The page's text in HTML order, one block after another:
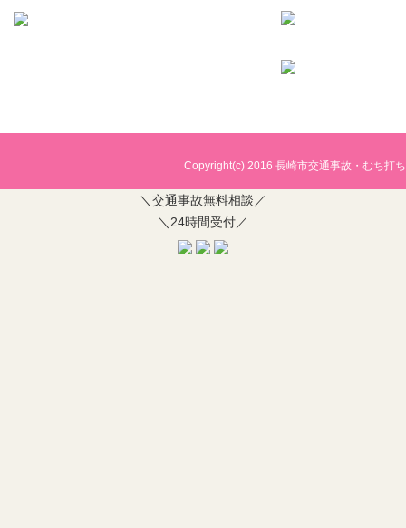
Copyright(c) 2016 長崎市交通事故・むち打
＼交通事故無料相談／
＼24時間受付／